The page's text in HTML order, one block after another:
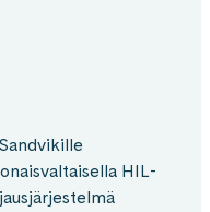
HIL-